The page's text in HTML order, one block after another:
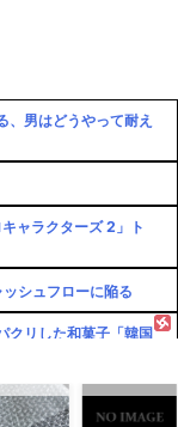

次へ

、男はどうやって耐え
ャラクターズ 2」ト
シュフローに陥る
クリした和菓子「韓国
ることは考えていな